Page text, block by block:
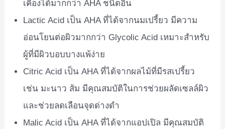
เคืองได้มากกว่า AHA ชนิดอื่น
Lactic Acid เป็น AHA ที่ได้จากนมเปรี้ยว มีความ
อ่อนโยนต่อผิวมากกว่า Glycolic Acid เหมาะสำหรับ
ผู้ที่มีผิวบอบบางแพ้ง่าย
Citric Acid เป็น AHA ที่ได้จากผลไม้ที่มีรสเปรี้ยว
เช่น มะนาว ส้ม มีคุณสมบัติในการช่วยผลัดเซลล์ผิว
และช่วยลดเลือนจุดด่างดำ
Malic Acid เป็น AHA ที่ได้จากแอปเปิล มีคุณสมบัติ